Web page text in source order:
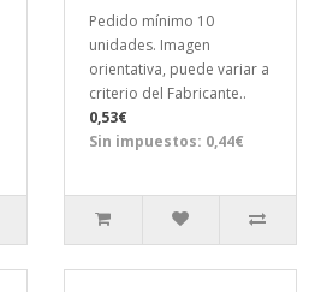
Pedido mínimo 10
unidades. Imagen
orientativa, puede variar a
criterio del Fabricante..
0,53€
Sin impuestos: 0,44€